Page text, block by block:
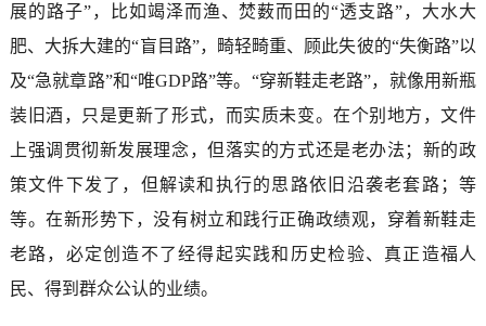
展的路子”，比如竭泽而渔、焚薮而田的“透支路”，大水大
肥、大拆大建的“盲目路”，畸轻畸重、顾此失彼的“失衡路”以
及“急就章路”和“唯GDP路”等。“穿新鞋走老路”，就像用新瓶
装旧酒，只是更新了形式，而实质未变。在个别地方，文件
上强调贯彻新发展理念，但落实的方式还是老办法；新的政
策文件下发了，但解读和执行的思路依旧沿袭老套路；等
等。在新形势下，没有树立和践行正确政绩观，穿着新鞋走
老路，必定创造不了经得起实践和历史检验、真正造福人
民、得到群众公认的业绩。